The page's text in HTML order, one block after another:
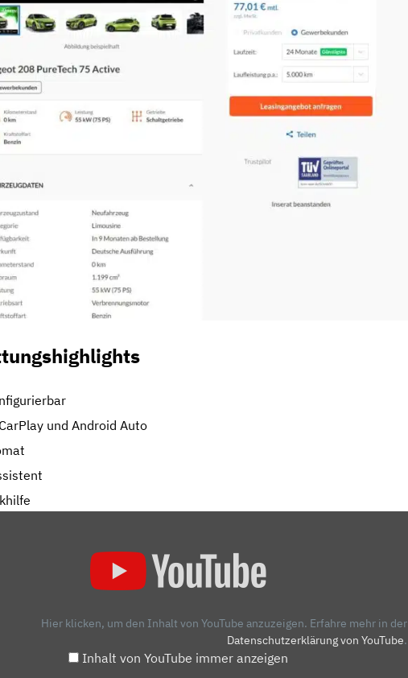
und Android Auto
Hier klicken, um den Inhalt von YouTube anzuzeigen. Erfahre mehr in der
Datenschutzerklärung von YouTube.
Inhalt von YouTube immer anzeigen